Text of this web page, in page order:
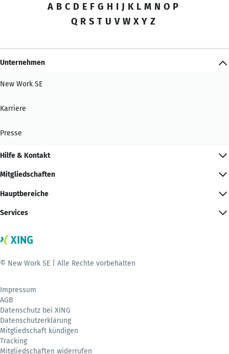
A B C D E F G H I J K L M N O P
Q R S T U V W X Y Z
Unternehmen
New Work SE
Karriere
Presse
Hilfe & Kontakt
Mitgliedschaften
Hauptbereiche
Services
© New Work SE | Alle Rechte vorbehalten
Impressum
AGB
Datenschutz bei XING
Datenschutzerklärung
Mitgliedschaft kündigen
Tracking
Mitgliedschaften widerrufen